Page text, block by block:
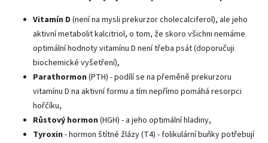
Vitamín D (není na mysli prekurzor cholecalciferol), ale jeho
aktivní metabolit kalcitriol, o tom, že skoro všichni nemáme
optimální hodnoty vitamínu D není třeba psát (doporučuji
biochemické vyšetření),
Parathormon (PTH) - podílí se na přeměně prekurzoru
vitamínu D na aktivní formu a tím nepřímo pomáhá resorpci
hořčíku,
Růstový hormon (HGH) - a jeho optimální hladiny,
Tyroxin - hormon štítné žlázy (T4) - folikulární buňky potřebují